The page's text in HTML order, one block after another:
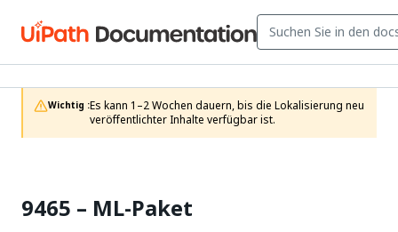
Wichtig :Es kann 1–2 Wochen dauern, bis die Lokalisierung neu
veröffentlichter Inhalte verfügbar ist.
9465 – ML-Paket